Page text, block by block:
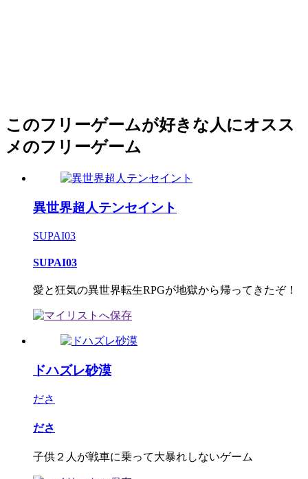
このフリーゲームが好きな人にオスス
メのフリーゲーム
異世界超人テンセイント
SUPAI03
SUPAI03
愛と狂気の異世界転生RPGが地獄から帰ってきたぞ！
ドハズレ砂漠
ださ
ださ
子供２人が戦車に乗って大暴れしないゲーム